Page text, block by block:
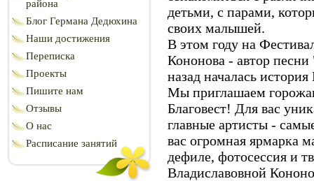
района
Блог Германа Дедюхина
Наши достижения
Переписка
Проекты
Пишите нам
Отзывы
О нас
Расписание занятий
детьми, с парами,
своих малышей.
В этом году на
Кононова - автор песни
назад началась история
Мы приглашаем
Благовест! Для вас
главные артисты -
вас огромная ярмарка
дефиле, фотосессия и
Владиславовной